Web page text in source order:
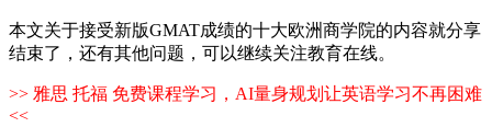
本文关于接受新版GMAT成绩的十大欧洲商学院的内容就分享
结束了，还有其他问题，可以继续关注教育在线。
>> 雅思 托福 免费课程学习，AI量身规划让英语学习不再困难
<<